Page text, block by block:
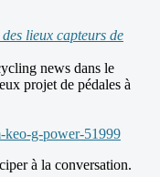
lieux capteurs de
news dans le
projet de pédales à
keo-g-power-51999
à la conversation.